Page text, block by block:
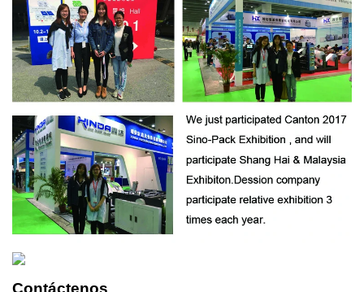
Contáctenos